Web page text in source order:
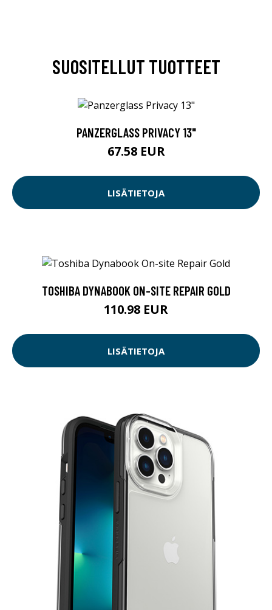
SUOSITELLUT TUOTTEET
PANZERGLASS PRIVACY 13"
67.58 EUR
LISÄTIETOJA
TOSHIBA DYNABOOK ON-SITE REPAIR GOLD
110.98 EUR
LISÄTIETOJA